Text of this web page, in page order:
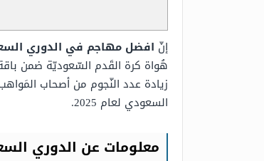
إنّ افضل مهاجم في الدوري
هُواة كرة القَدم السّعوديّة ضمن
زيادة عدد النّجوم من أصحاب
السعودي لعام 2025.
معلومات عن الدوري